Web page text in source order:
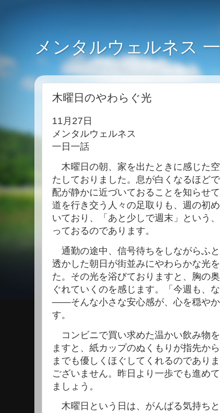
メンタルウェルネス
木曜日のやわらぐ光
11月27日
メンタルウェルネス
一日一話
木曜日の朝、家を出たときに感じた
たしておりました。息が白くなるほど
配が静かに近づいておることを知らせ
道を行き交う人々の足取りも、週の初
いており、「あと少しで週末」という
っておるのであります。
通勤の途中、信号待ちをしながらふ
透かした朝日が街並みにやわらかな光
た。その光を浴びておりますと、胸の
ぐれていくのを感じます。「今週も、
——そんな小さな安心感が、心を穏や
す。
コンビニで買い求めた温かい飲み物
ますと、紙カップのぬくもりが指先か
までも優しくほぐしてくれるのであり
ございません。昨日より一歩でも進め
ましょう。
木曜日という日は、がんばる気持ち